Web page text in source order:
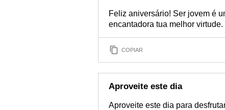
Feliz aniversário! Ser jovem é
encantadora tua melhor virtude.
COPIAR
Aproveite este dia
Aproveite este dia para